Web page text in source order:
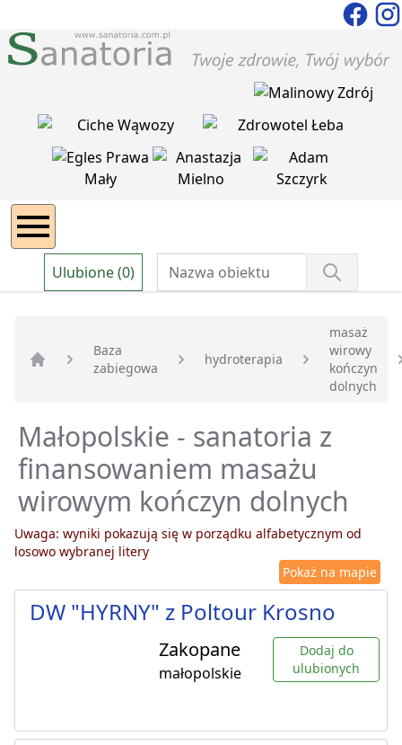
Ulubione (0)
Strona główna
Baza
zabiegowa
hydroterapia
masaż
wirowy
kończyn
dolnych
Małopolskie - sanatoria z
finansowaniem masażu
wirowym kończyn dolnych
Uwaga: wyniki pokazują się w porządku alfabetycznym od
losowo wybranej litery
Pokaż na mapie
DW "HYRNY" z Poltour Krosno
Zakopane
małopolskie
Dodaj do
ulubionych